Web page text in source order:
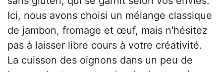
Ici, nous avons choisi un mélange classique
de jambon, fromage et œuf, mais n'hésitez
pas à laisser libre cours à votre créativité.
La cuisson des oignons dans un peu de